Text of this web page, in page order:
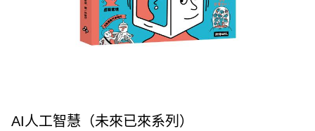
AI人工智慧（未來已來系列）